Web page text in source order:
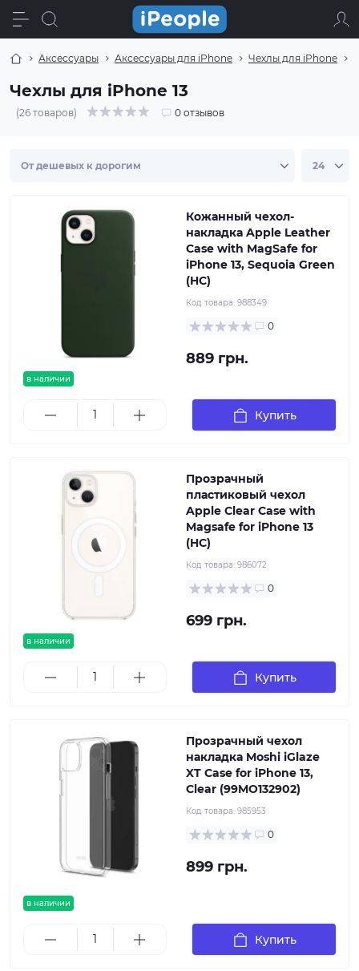
Аксессуары Аксессуары для iPhone Чехлы для iPhone
Чехлы для iPhone 13
(26 товаров) 0 отзывов
в наличии
Кожанный чехол-
накладка Apple Leather
Case with MagSafe for
iPhone 13, Sequoia Green
(HC)
Код товара: 988349
0
889 грн.
Купить
в наличии
Прозрачный
пластиковый чехол
Apple Clear Case with
Magsafe for iPhone 13
(HC)
Код товара: 986072
0
699 грн.
Купить
в наличии
Прозрачный чехол
накладка Moshi iGlaze
XT Case for iPhone 13,
Clear (99MO132902)
Код товара: 985953
0
899 грн.
Купить